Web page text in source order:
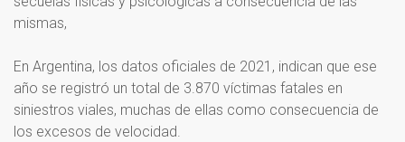
mismas,
En Argentina, los datos oficiales de 2021, indican que ese
año se registró un total de 3.870 víctimas fatales en
siniestros viales, muchas de ellas como consecuencia de
los excesos de velocidad.